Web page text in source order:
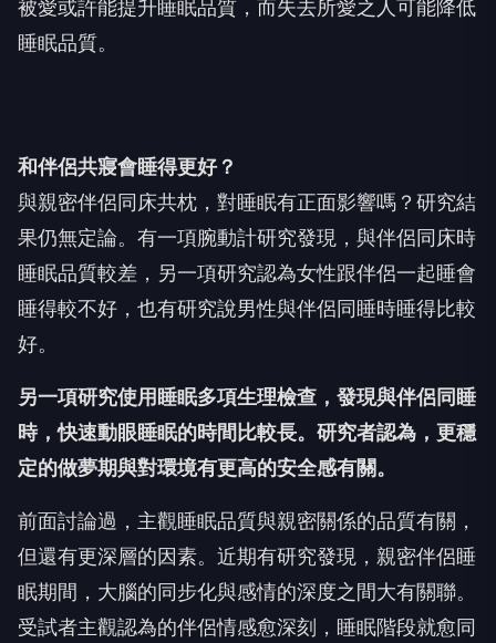
被愛或許能提升睡眠品質，而失去所愛之人可能降低
睡眠品質。
和伴侶共寢會睡得更好？
與親密伴侶同床共枕，對睡眠有正面影響嗎？研究結
果仍無定論。有一項腕動計研究發現，與伴侶同床時
睡眠品質較差，另一項研究認為女性跟伴侶一起睡會
睡得較不好，也有研究說男性與伴侶同睡時睡得比較
好。
另一項研究使用睡眠多項生理檢查，發現與伴侶同睡
時，快速動眼睡眠的時間比較長。研究者認為，更穩
定的做夢期與對環境有更高的安全感有關。
前面討論過，主觀睡眠品質與親密關係的品質有關，
但還有更深層的因素。近期有研究發現，親密伴侶睡
眠期間，大腦的同步化與感情的深度之間大有關聯。
受試者主觀認為的伴侶情感愈深刻，睡眠階段就愈同